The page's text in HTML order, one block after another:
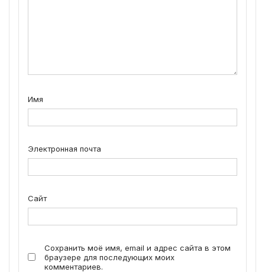
Имя
Электронная почта
Сайт
Сохранить моё имя, email и адрес сайта в этом
браузере для последующих моих
комментариев.